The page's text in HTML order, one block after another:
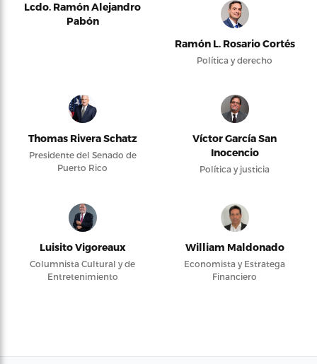
Lcdo. Ramón Alejandro
Pabón
Ramón L. Rosario Cortés
Política y derecho
Thomas Rivera Schatz
Presidente del Senado de
Puerto Rico
Víctor García San
Inocencio
Política y justicia
Luisito Vigoreaux
Columnista Cultural y de
Entretenimiento
William Maldonado
Economista y Estratega
Financiero